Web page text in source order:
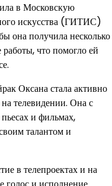
в Московскую
искусства (ГИТИС)
она получила несколько
что помогло ей
Оксана стала активно
на телевидении. Она с
и фильмах,
талантом и
в телепроектах и на